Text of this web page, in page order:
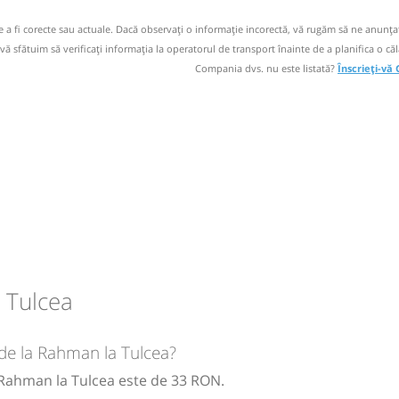
M J V S D
fi corecte sau actuale. Dacă observați o informaţie incorectă, vă rugăm să ne
sfătuim să verificaţi informaţia la operatorul de transport înainte de a planifica o
Compania dvs. nu este listată?Înscrieți-vă
la Rahman la Tulcea?
la Tulcea este de 33 RON.